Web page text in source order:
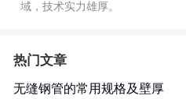
域，技术实力雄厚。
热门文章
无缝钢管的常用规格及壁厚